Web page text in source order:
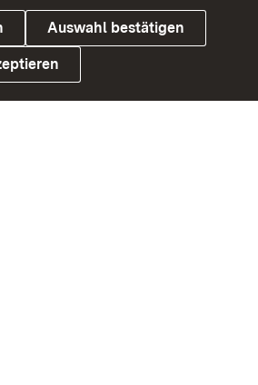
Auswahl bestätigen